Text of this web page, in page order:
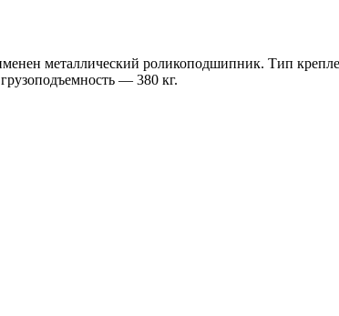
металлический роликоподшипник. Тип
— 380 кг.